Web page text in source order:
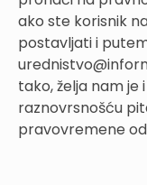
ako ste korisnik
postavljati i
tako, želja nam je
raznovrsnošću
pravovremene